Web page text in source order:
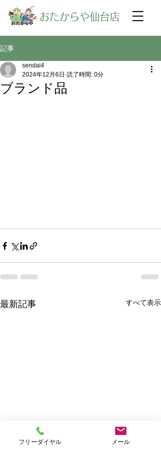
​おたからや仙台店
記事
ブランド品
sendai4
2024年12月6日 読了時間: 0分
最新記事 すべて表示
フリーダイヤル メール